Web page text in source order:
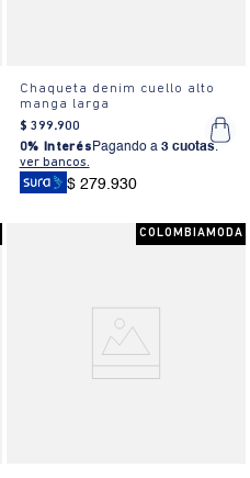
Chaqueta denim cuello alto
manga larga
$ 399.900
0% Interés Pagando a 3 cuotas.
ver bancos.
$ 279.930
COLOMBIAMODA